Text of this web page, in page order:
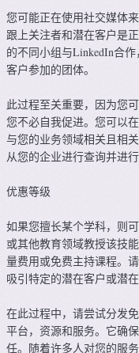
您可能正在使用社交媒体
跟上关注者和潜在客户是
的不同小组与LinkedIn合
客户参加的团体。
此过程至关重要，因为您
您不必自我促进。您可以
与您的业务领域相关且相
从您的企业进行查询并进行
优惠等级
如果您擅长某个学科，则
或其他教育领域教授该技
量费用或免费主持课程。
吸引特定的潜在客户或潜在
在此过程中，请尝试分发
平台，资源和服务。它确
任。随着许多人对您的服